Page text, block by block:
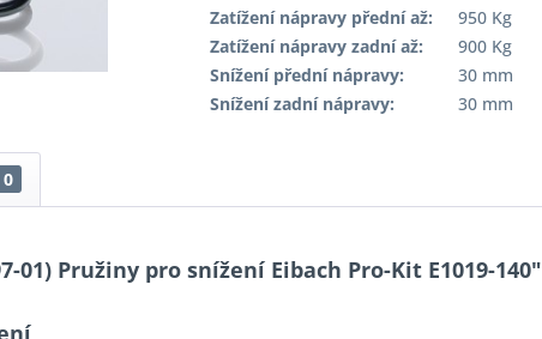
Zatížení nápravy přední až:
950 Kg
Zatížení nápravy zadní až:
900 Kg
Snížení přední nápravy:
30 mm
Snížení zadní nápravy:
30 mm
0
01) Pružiny pro snížení Eibach Pro-Kit E1019-140"